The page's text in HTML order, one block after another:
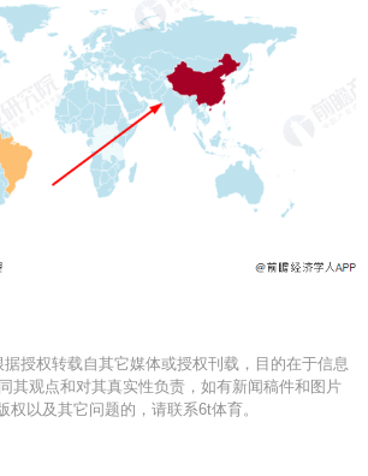
授权转载自其它媒体或授权刊载，目的在于信息
其观点和对其真实性负责，如有新闻稿件和图片
权以及其它问题的，请联系6t体育。